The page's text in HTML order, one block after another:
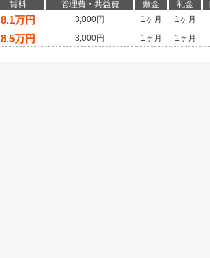
賃料 管理費・共益費 敷金 礼金
8.1万円 3,000円 1ヶ月 1ヶ月
8.5万円 3,000円 1ヶ月 1ヶ月